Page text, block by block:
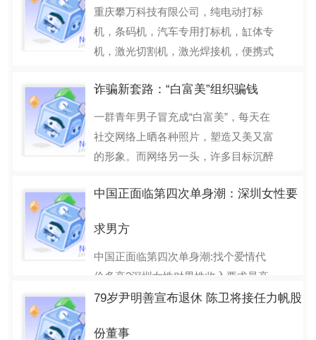
重庆攀万科技有限公司，纯电动打标
机，条码机，汽车专用打标机，缸体专
机，激光切割机，激光焊接机，便携式
2017-04-06
诈骗新套路：“白富美”组织骗钱
一群青年男子冒充成“白富美”，每天在
社交网络上晒各种照片，塑造又美又富
的形象。而网络另一头，许多目标沉醉
2017-04-05
中国正面临第四次单身潮：深圳女性要
求男方
中国正面临第四次单身潮:找个爱情代
价多高?深圳女性对男性收入要求最高
【导读】西南证券的老师给大家做了一
2017-03-30
79岁尹明善宣布退休 陈卫将接任力帆股
份董事